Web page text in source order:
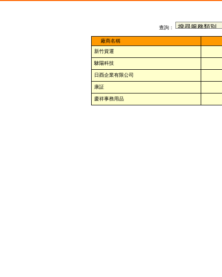
查詢：
廠商名稱
新竹貨運
騋陽科技
日酉企業有限公司
康証
慶祥事務用品